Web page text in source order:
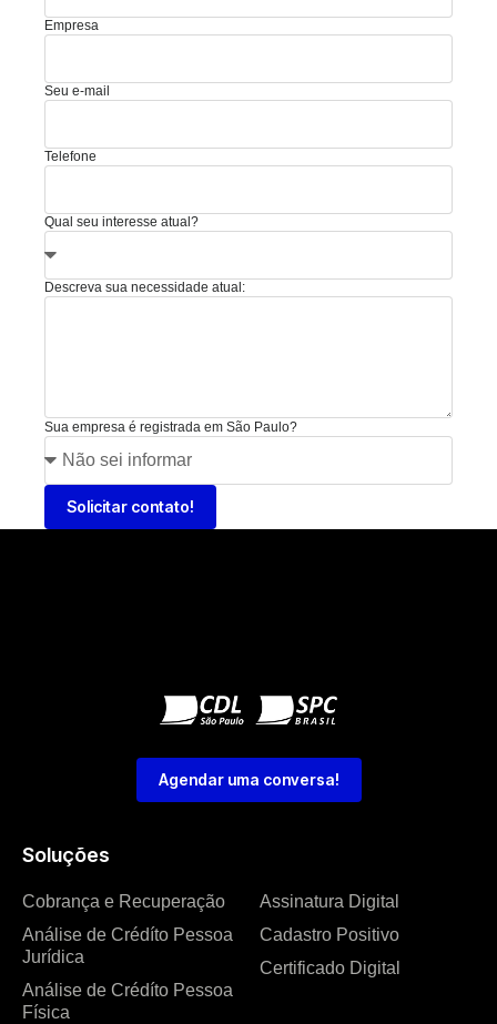
Empresa
Seu e-mail
Telefone
Qual seu interesse atual?
Descreva sua necessidade atual:
Sua empresa é registrada em São Paulo?
Solicitar contato!
Soluções
Cobrança e Recuperação
Análise de Crédíto Pessoa
Jurídica
Análise de Crédíto Pessoa
Física
Assinatura Digital
Cadastro Positivo
Certificado Digital
Agendar uma conversa!